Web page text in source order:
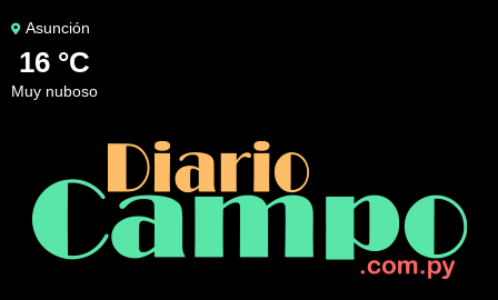
Asunción
16 °C
muy nuboso